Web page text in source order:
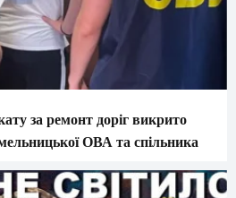
за ремонт доріг викрито
ОВА та спільника